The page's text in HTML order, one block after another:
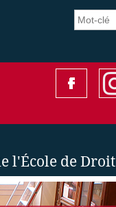
l'École de Droit